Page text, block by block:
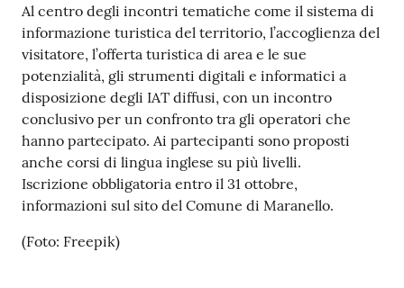
Al centro degli incontri tematiche come il sistema di
informazione turistica del territorio, l’accoglienza del
visitatore, l’offerta turistica di area e le sue
potenzialità, gli strumenti digitali e informatici a
disposizione degli IAT diffusi, con un incontro
conclusivo per un confronto tra gli operatori che
hanno partecipato. Ai partecipanti sono proposti
anche corsi di lingua inglese su più livelli.
Iscrizione obbligatoria entro il 31 ottobre,
informazioni sul sito del Comune di Maranello.
(Foto: Freepik)